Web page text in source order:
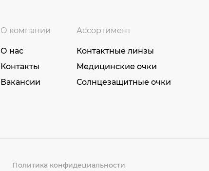
О компании
О нас
Контакты
Вакансии
Ассортимент
Контактные линзы
Медицинские очки
Солнцезащитные очки
Политика конфидециальности